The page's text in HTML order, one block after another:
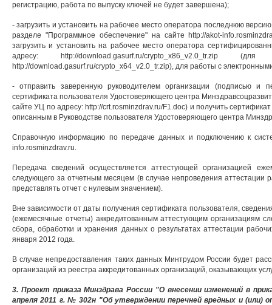
регистрацию, работа по выпуску ключей не будет завершена);
- загрузить и установить на рабочее место оператора последнюю
разделе "Программное обеспечение" на сайте http://akot-
загрузить и установить на рабочее место оператора
адресу: http://download.gasurf.ru/
http://download.gasurf.ru/crypto_x64_v2.0_tr.zip), для работы с
- отправить заверенную руководителем организации (подписью и
сертификата пользователя Удостоверяющего центра
сайте УЦ по адресу: http://crt.rosminzdrav.ru/F1.doc) и получить
описанным в Руководстве пользователя Удостоверяющего центра
Справочную информацию по передаче данных и подключению к
info.rosminzdrav.ru.
Передача сведений осуществляется аттестующей организацией
следующего за отчетным месяцем (в случае непроведения аттестации
представлять отчет с нулевым значением).
Вне зависимости от даты получения сертификата пользователя,
(ежемесячные отчеты) аккредитованным аттестующим организациям
сбора, обработки и хранения данных о результатах аттестации
января 2012 года.
В случае непредоставления таких данных Минтрудом России будет
организаций из реестра аккредитованных организаций, оказывающих
3. Проект приказа Минздрава России "О внесении изменений в
апреля 2011 г. № 302н "Об утверждении перечней вредных и (или)